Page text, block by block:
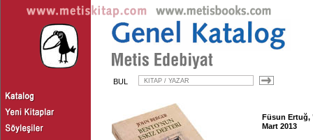
BUL
Füsun Ertuğ,
Mart 2013